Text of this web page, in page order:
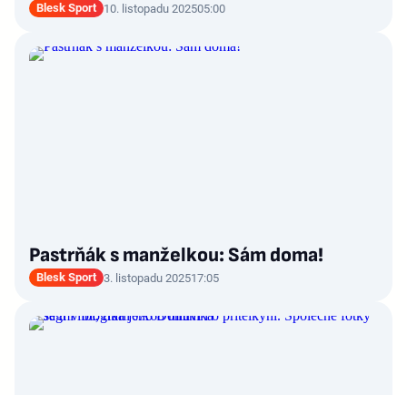
Blesk Sport 10. listopadu 202505:00
Pastrňák s manželkou: Sám doma!
Blesk Sport 3. listopadu 202517:05